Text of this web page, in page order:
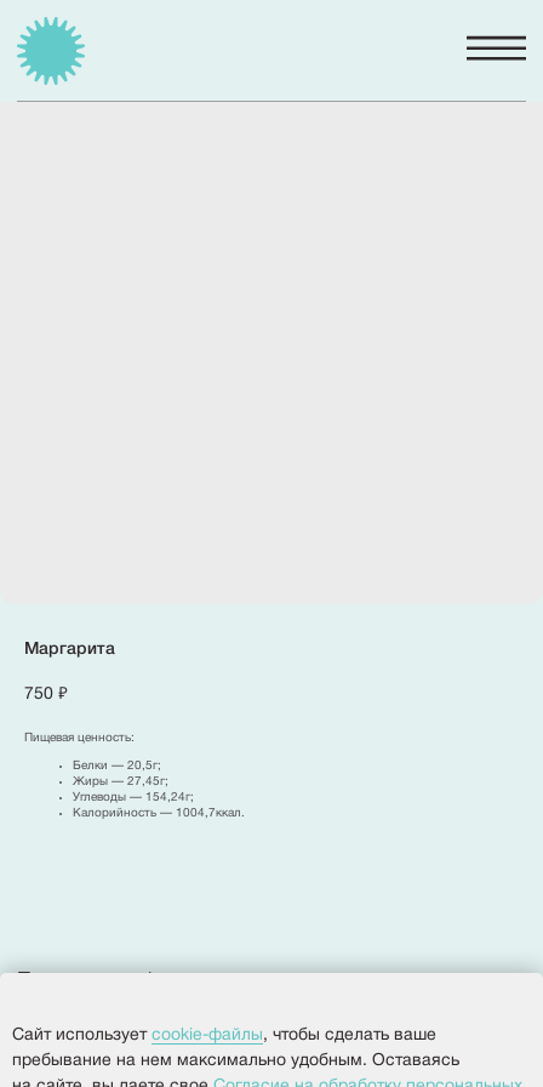
Маргарита
750 ₽
Пищевая ценность:
Белки — 20,5г;
Жиры — 27,45г;
Углеводы — 154,24г;
Калорийность — 1004,7ккал.
Политика конфиденциальности
Разработка сайта
Сайт использует cookie-файлы, чтобы сделать ваше
пребывание на нем максимально удобным. Оставаясь